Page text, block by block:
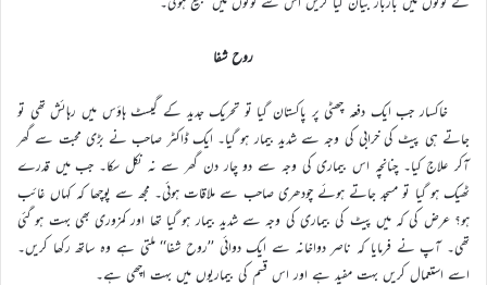
روح شفا
خاکسار جب ایک دفعہ چھٹی پر پاکستان گیا تو تحریک جدید کے گیسٹ ہاؤس میں رہائش تھی تو
جاتے ہی پیٹ کی خرابی کی وجہ سے شدید بیمار ہو گیا۔ ایک ڈاکٹر صاحب نے بڑی محبت سے گھر
آکر علاج کیا۔ چنانچہ اس بیماری کی وجہ سے دو چار دن گھر سے نہ نکل سکا۔ جب میں قدرے
ٹھیک ہو گیا تو مسجد جاتے ہوئے چودھری صاحب سے ملاقات ہوئی۔ مجھ سے پوچھا کہ کہاں غائب
ہو؟ عرض کی کہ میں پیٹ کی بیماری کی وجہ سے شدید بیمار ہو گیا تھا اور کمزوری بھی بہت ہو گئی
تھی۔ آپ نے فرمایا کہ ناصر دواخانہ سے ایک دوائی ’’روح شفا‘‘ ملتی ہے وہ ساتھ رکھا کریں۔
اسے استعمال کریں بہت مفید ہے اور اس قسم کی بیماریوں میں بہت اچھی ہے۔